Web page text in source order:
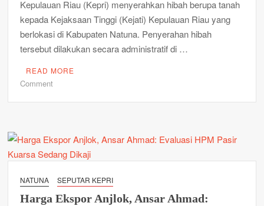
Kepulauan Riau (Kepri) menyerahkan hibah berupa tanah
kepada Kejaksaan Tinggi (Kejati) Kepulauan Riau yang
berlokasi di Kabupaten Natuna. Penyerahan hibah
tersebut dilakukan secara administratif di …
READ MORE
Commenton
2.000
Meter
untuk
Kejati
NATUNA SEPUTAR KEPRI
Harga Ekspor Anjlok, Ansar Ahmad: